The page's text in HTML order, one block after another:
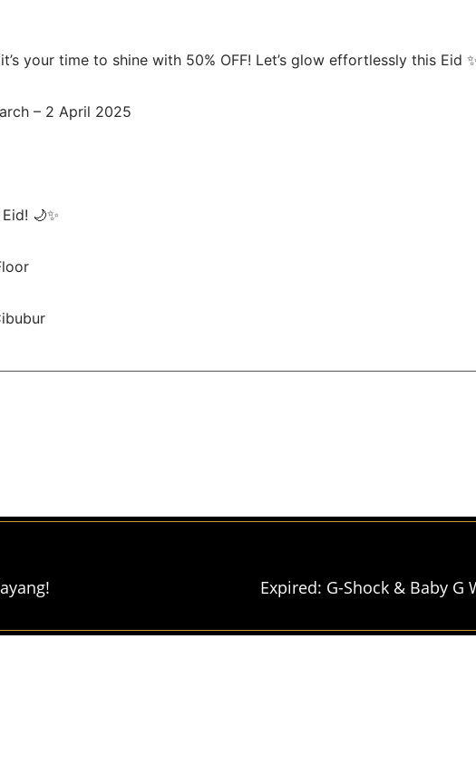
your time to shine with 50% OFF! Let’s glow effortlessly this Eid
– 2 April 2025
🌙✨
Expired: G-Shock & Baby G